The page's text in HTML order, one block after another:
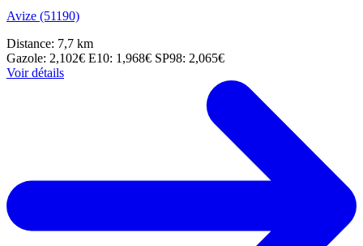
Avize (51190)
Distance: 7,7 km
Gazole: 2,102€ E10: 1,968€ SP98: 2,065€
Voir détails